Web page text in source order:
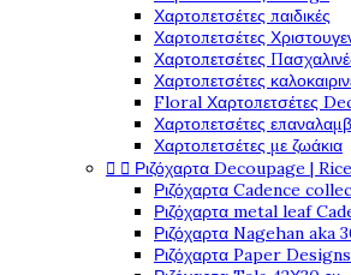
Χαρτοπετσέτες παιδικές
Χαρτοπετσέτες
Χαρτοπετσέτες
Χαρτοπετσέτες
Floral Χαρτοπετσέτες
Χαρτοπετσέτες
Χαρτοπετσέτες με ζωάκια
  Ριζόχαρτα Decoupage | Rice
Ριζόχαρτα Cadence
Ριζόχαρτα metal leaf
Ριζόχαρτα Nagehan aka
Ριζόχαρτα Paper